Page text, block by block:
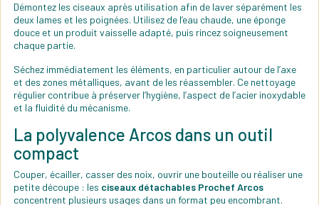
Démontez les ciseaux après utilisation afin de laver séparément les
deux lames et les poignées. Utilisez de l’eau chaude, une éponge
douce et un produit vaisselle adapté, puis rincez soigneusement
chaque partie.
Séchez immédiatement les éléments, en particulier autour de l’axe
et des zones métalliques, avant de les réassembler. Ce nettoyage
régulier contribue à préserver l’hygiène, l’aspect de l’acier inoxydable
et la fluidité du mécanisme.
La polyvalence Arcos dans un outil
compact
Couper, écailler, casser des noix, ouvrir une bouteille ou réaliser une
petite découpe : les ciseaux détachables Prochef Arcos
concentrent plusieurs usages dans un format peu encombrant.